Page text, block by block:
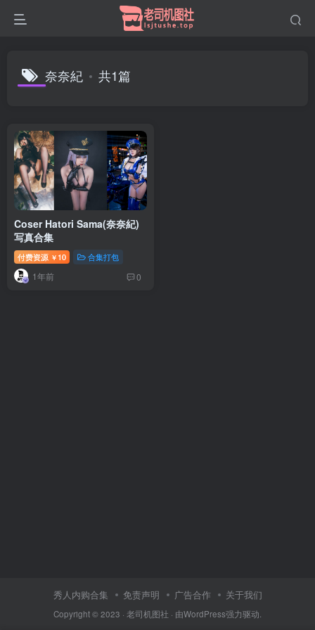
奈奈紀 共1篇
Coser Hatori Sama(奈奈紀)
写真合集
付费资源 ￥ 10 合集打包
1年前 0
秀人内购合集 免责声明 广告合作 关于我们
Copyright © 2023 · 老司机图社 · 由WordPress强力驱动.